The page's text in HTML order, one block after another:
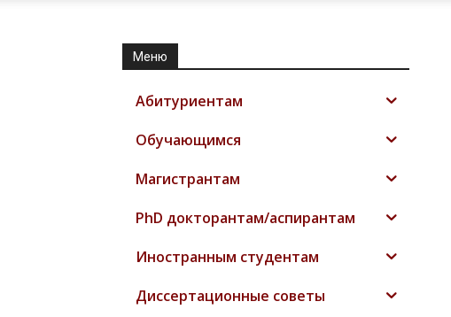
Меню
Абитуриентам
Обучающимся
Магистрантам
PhD докторантам/аспирантам
Иностранным студентам
Диссертационные советы